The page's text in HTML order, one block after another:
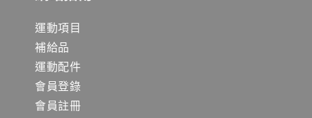
運動項目
補給品
運動配件
會員登錄
會員註冊